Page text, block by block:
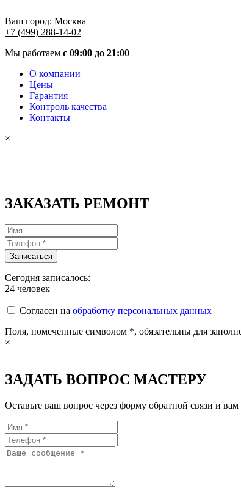
Ваш город: Москва
+7 (499) 288-14-02
Мы работаем с 09:00 до 21:00
О компании
Цены
Гарантия
Контроль качества
Контакты
×
ЗАКАЗАТЬ РЕМОНТ
Сегодня записалось:
24 человек
Согласен на обработку персональных данных
Поля, помеченные символом *, обязательны для
×
ЗАДАТЬ ВОПРОС МАСТЕРУ
Оставьте ваш вопрос через форму обратной связи и